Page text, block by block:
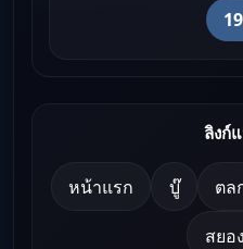
ลิงก์
หน้าแรก บู๊ ตล
สยอ